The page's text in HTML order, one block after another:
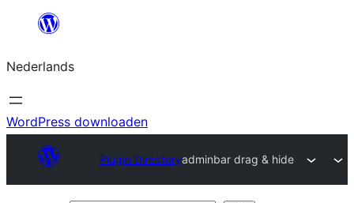
de
inhoud
Nederlands
WordPress downloaden
Plugin Directoryadminbar drag & hide